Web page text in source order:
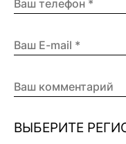
ВЫБЕРИТЕ